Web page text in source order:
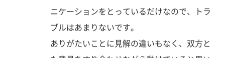
ニケーションをとっているだけなので、トラ
ブルはあまりないです。
ありがたいことに見解の違いもなく、双方と